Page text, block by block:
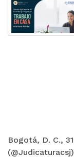
Bogotá, D. C.,